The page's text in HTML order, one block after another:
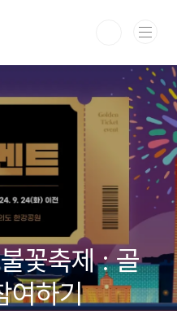
꽃축제 : 골
여하기